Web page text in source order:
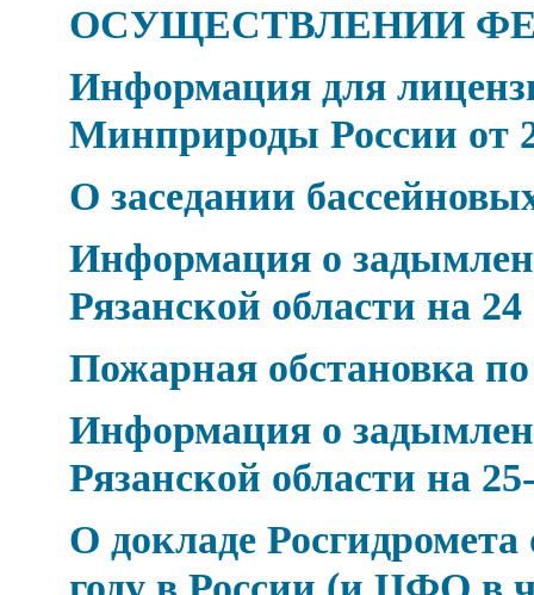
ОСУЩЕСТВЛЕНИИ
Информация для
Минприроды России от
О заседании
Информация о
Рязанской области на 24
Пожарная обстановка
Информация о
Рязанской области на
О докладе Росгидромета